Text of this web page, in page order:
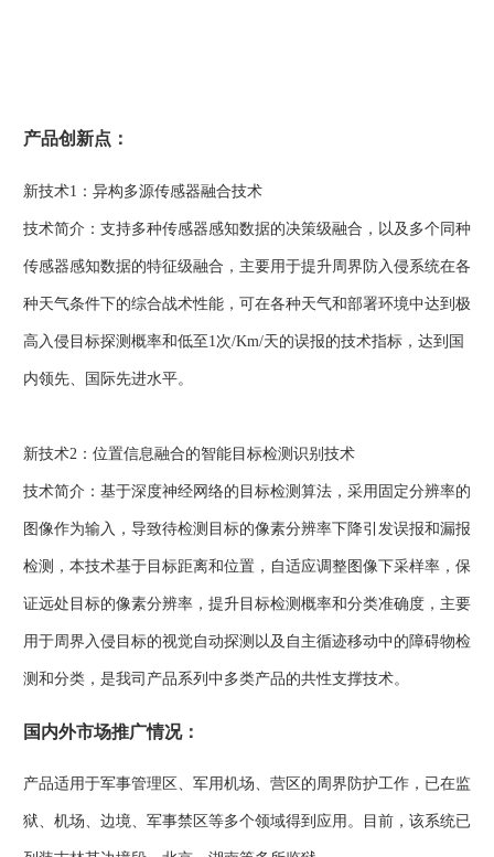
产品创新点：
新技术1：异构多源传感器融合技术
技术简介：支持多种传感器感知数据的决策级融合，以及多个同种
传感器感知数据的特征级融合，主要用于提升周界防入侵系统在各
种天气条件下的综合战术性能，可在各种天气和部署环境中达到极
高入侵目标探测概率和低至1次/Km/天的误报的技术指标，达到国
内领先、国际先进水平。
新技术2：位置信息融合的智能目标检测识别技术
技术简介：基于深度神经网络的目标检测算法，采用固定分辨率的
图像作为输入，导致待检测目标的像素分辨率下降引发误报和漏报
检测，本技术基于目标距离和位置，自适应调整图像下采样率，保
证远处目标的像素分辨率，提升目标检测概率和分类准确度，主要
用于周界入侵目标的视觉自动探测以及自主循迹移动中的障碍物检
测和分类，是我司产品系列中多类产品的共性支撑技术。
国内外市场推广情况：
产品适用于军事管理区、军用机场、营区的周界防护工作，已在监
狱、机场、边境、军事禁区等多个领域得到应用。目前，该系统已